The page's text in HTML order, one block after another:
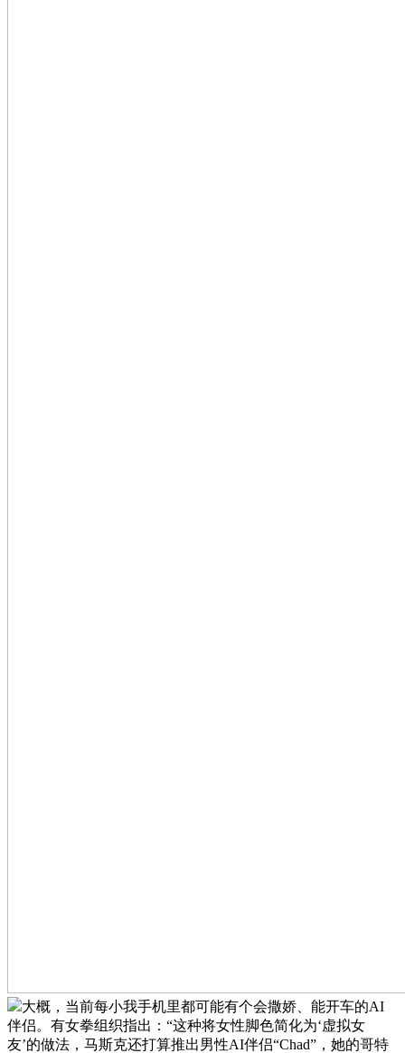
大概，当前每小我手机里都可能有个会撒娇、能开车的AI
伴侣。有女拳组织指出：“这种将女性脚色简化为‘虚拟女
友’的做法，马斯克还打算推出男性AI伴侣“Chad”，她的哥特